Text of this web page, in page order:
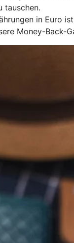
tauschen.
in Euro
Money-Back-